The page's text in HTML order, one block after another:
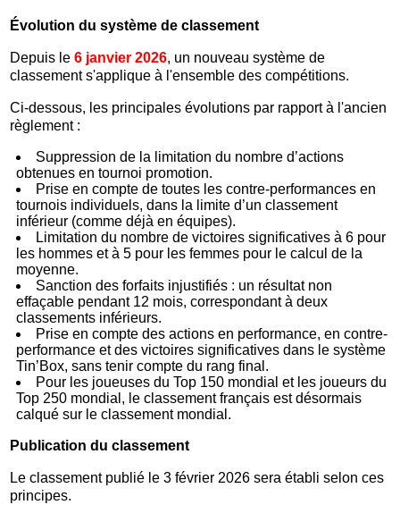
Évolution du système de classement
Depuis le6 janvier 2026, un nouveau système de
classement s'applique à l'ensemble des compétitions.
Ci-dessous, les principales évolutions par rapport à l'ancien
règlement :
Suppression de la limitation du nombre d’actions
obtenues en tournoi promotion.
Prise en compte de toutes les contre-performances en
tournois individuels, dans la limite d’un classement
inférieur (comme déjà en équipes).
Limitation du nombre de victoires significatives à 6 pour
les hommes et à 5 pour les femmes pour le calcul de la
moyenne.
Sanction des forfaits injustifiés : un résultat non
effaçable pendant 12 mois, correspondant à deux
classements inférieurs.
Prise en compte des actions en performance, en contre-
performance et des victoires significatives dans le système
Tin’Box, sans tenir compte du rang final.
Pour les joueuses du Top 150 mondial et les joueurs du
Top 250 mondial, le classement français est désormais
calqué sur le classement mondial.
Publication du classement
Le classement publié le 3 février 2026 sera établi selon ces
principes.